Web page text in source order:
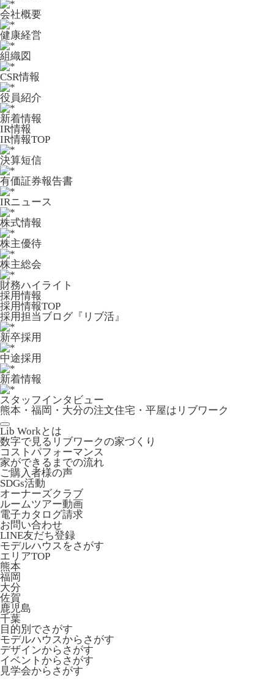
会社概要
健康経営
組織図
CSR情報
役員紹介
新着情報
IR情報
IR情報TOP
決算短信
有価証券報告書
IRニュース
株式情報
株主優待
株主総会
財務ハイライト
採用情報
採用情報TOP
採用担当ブログ『リブ活』
新卒採用
中途採用
新着情報
スタッフインタビュー
熊本・福岡・大分の注文住宅・平屋はリブワーク
Lib Workとは
数字で見るリブワークの家づくり
コストパフォーマンス
家ができるまでの流れ
ご購入者様の声
SDGs活動
オーナーズクラブ
ルームツアー動画
電子カタログ請求
お問い合わせ
LINE友だち登録
モデルハウスをさがす
エリアTOP
熊本
福岡
大分
佐賀
鹿児島
千葉
目的別でさがす
モデルハウスからさがす
デザインからさがす
イベントからさがす
見学会からさがす